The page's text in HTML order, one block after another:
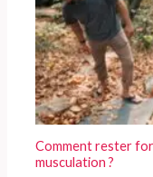
Comment rester
musculation ?